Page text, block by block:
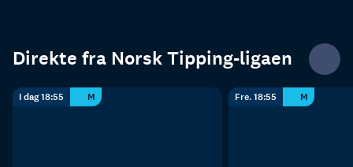
Direkte fra Norsk Tipping-ligaen
I dag 18:55 M Fre. 18:55 M